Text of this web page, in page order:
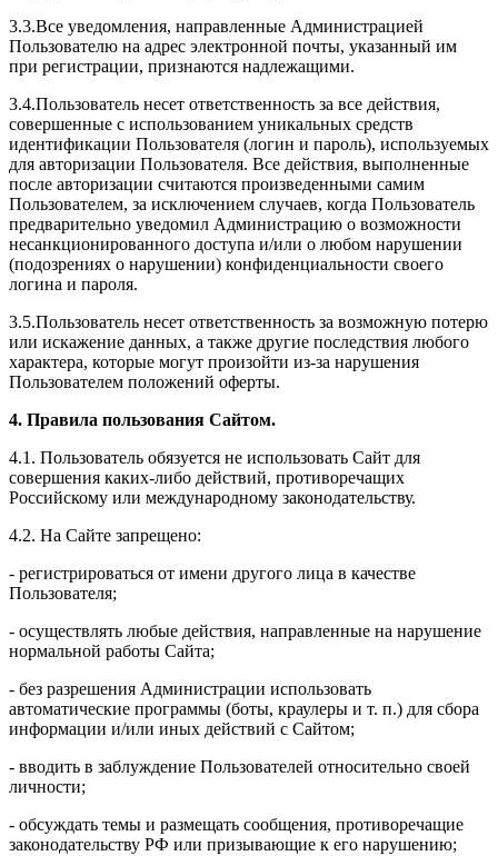
3.3.Все уведомления, направленные Администрацией
Пользователю на адрес электронной почты, указанный им
при регистрации, признаются надлежащими.
3.4.Пользователь несет ответственность за все действия,
совершенные с использованием уникальных средств
идентификации Пользователя (логин и пароль), используемых
для авторизации Пользователя. Все действия, выполненные
после авторизации считаются произведенными самим
Пользователем, за исключением случаев, когда Пользователь
предварительно уведомил Администрацию о возможности
несанкционированного доступа и/или о любом нарушении
(подозрениях о нарушении) конфиденциальности своего
логина и пароля.
3.5.Пользователь несет ответственность за возможную потерю
или искажение данных, а также другие последствия любого
характера, которые могут произойти из-за нарушения
Пользователем положений оферты.
4. Правила пользования Сайтом.
4.1. Пользователь обязуется не использовать Сайт для
совершения каких-либо действий, противоречащих
Российскому или международному законодательству.
4.2. На Сайте запрещено:
- регистрироваться от имени другого лица в качестве
Пользователя;
- осуществлять любые действия, направленные на нарушение
нормальной работы Сайта;
- без разрешения Администрации использовать
автоматические программы (боты, краулеры и т. п.) для сбора
информации и/или иных действий с Сайтом;
- вводить в заблуждение Пользователей относительно своей
личности;
- обсуждать темы и размещать сообщения, противоречащие
законодательству РФ или призывающие к его нарушению;